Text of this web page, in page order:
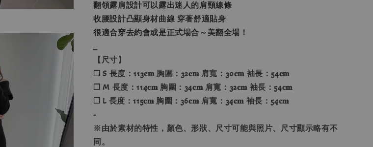
翻領露肩設計可以露出迷人的肩頸線條
收腰設計凸顯身材曲線 穿著舒適貼身
很適合穿去約會或是正式場合～美翻全場！
【尺寸】
❐ S 長度：113𝐜𝐦 胸圍：32𝐜𝐦 肩寬：30𝐜𝐦 袖長：54𝐜𝐦
❐ M 長度：114𝐜𝐦 胸圍：34𝐜𝐦 肩寬：32𝐜𝐦 袖長：54𝐜𝐦
❐ L 長度：115𝐜𝐦 胸圍：36𝐜𝐦 肩寬：34𝐜𝐦 袖長：54𝐜𝐦
-
※由於素材的特性，顏色、形狀、尺寸可能與照片、尺寸顯示略有不
同。